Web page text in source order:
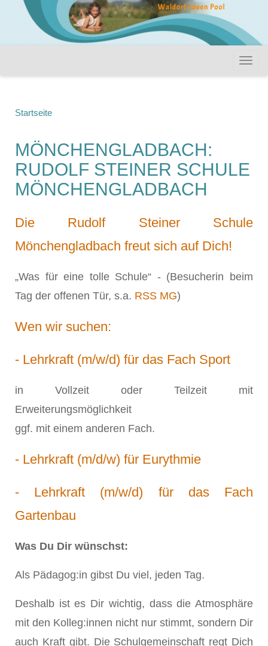
Startseite
MÖNCHENGLADBACH:
RUDOLF STEINER SCHULE
MÖNCHENGLADBACH
Die Rudolf Steiner Schule
Mönchengladbach freut sich auf Dich!
„Was für eine tolle Schule“ - (Besucherin beim
Tag der offenen Tür, s.a. RSS MG)
Wen wir suchen:
- Lehrkraft (m/w/d) für das Fach Sport
in Vollzeit oder Teilzeit mit
Erweiterungsmöglichkeit
ggf. mit einem anderen Fach.
- Lehrkraft (m/d/w) für Eurythmie
- Lehrkraft (m/w/d) für das Fach
Gartenbau
Was Du Dir wünschst:
Als Pädagog:in gibst Du viel, jeden Tag.
Deshalb ist es Dir wichtig, dass die Atmosphäre
mit den Kolleg:innen nicht nur stimmt, sondern Dir
auch Kraft gibt. Die Schulgemeinschaft regt Dich